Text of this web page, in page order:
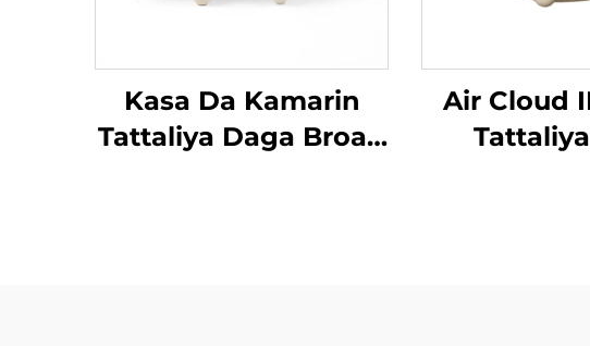
Kasa Da Kamarin
Tattaliya Daga Broad
Air Cloud